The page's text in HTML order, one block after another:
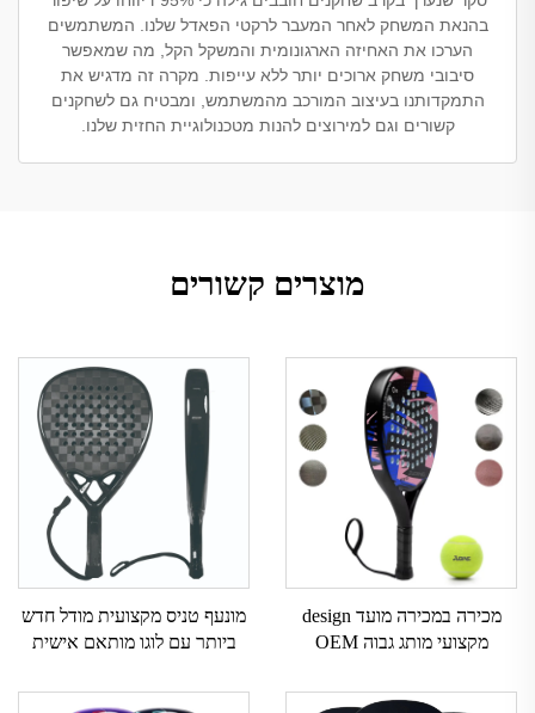
בהנאת המשחק לאחר המעבר לרקטי הפאדל שלנו. המשתמשים
הערכו את האחיזה הארגונומית והמשקל הקל, מה שמאפשר
סיבובי משחק ארוכים יותר ללא עייפות. מקרה זה מדגיש את
התמקדותנו בעיצוב המורכב מהמשתמש, ומבטיח גם לשחקנים
קשורים וגם למירוצים להנות מטכנולוגיית החזית שלנו.
מוצרים קשורים
מכירה במכירה מועד design
מקצועי מותג גבוה OEM
אישית
מונעף טניס מקצועית מודל חדש
ביותר עם לוגו מותאם אישית